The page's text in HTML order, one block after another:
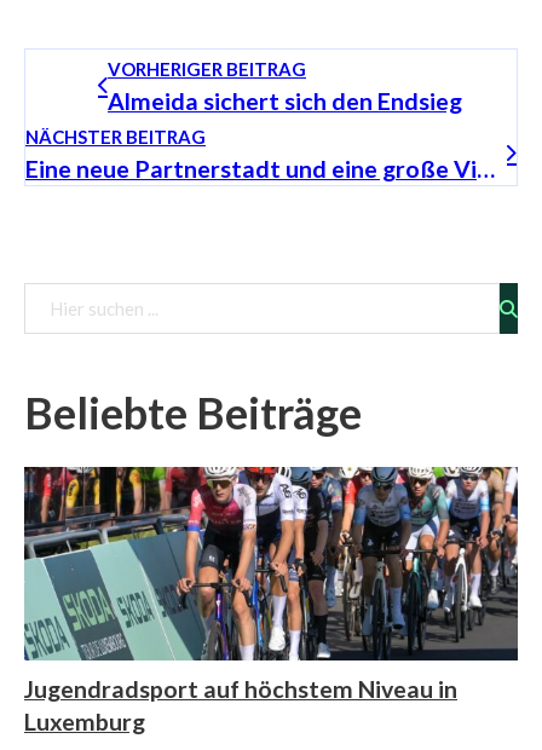
VORHERIGER BEITRAG
Almeida sichert sich den Endsieg
NÄCHSTER BEITRAG
Eine neue Partnerstadt und eine große Vielfalt an Bühnen
Vorschau
Beliebte Beiträge
Jugendradsport auf höchstem Niveau in
Luxemburg